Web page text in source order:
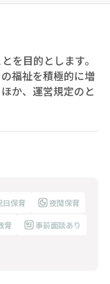
を目的とします。
福祉を積極的に増
か、運営規定のと
日保育
夜間保育
育
事前面談あり